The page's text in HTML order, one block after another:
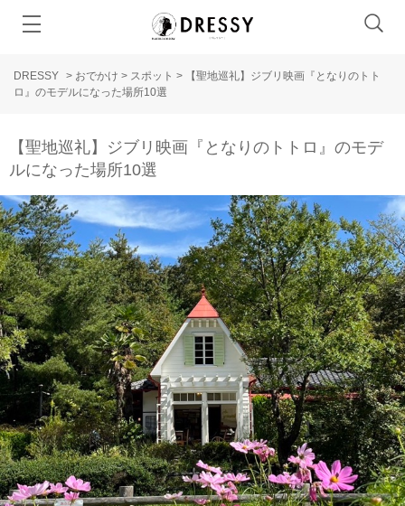
DRESSY > おでかけ > スポット >
【聖地巡礼】ジブリ映画『となりのトト
ロ』のモデルになった場所10選
【聖地巡礼】ジブリ映画『となりのトトロ』のモデ
ルになった場所10選